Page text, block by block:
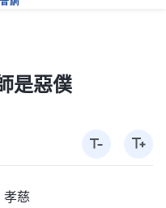
是惡僕
慈